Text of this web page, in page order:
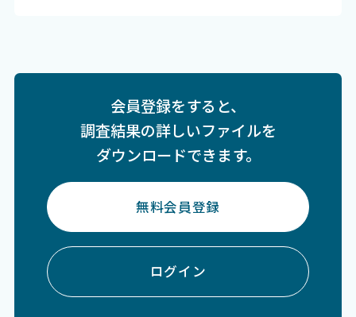
会員登録をすると、
調査結果の詳しいファイルを
ダウンロードできます。
無料会員登録
ログイン